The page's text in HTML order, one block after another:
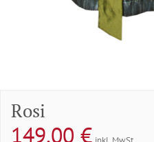
Rosi
149,00 €